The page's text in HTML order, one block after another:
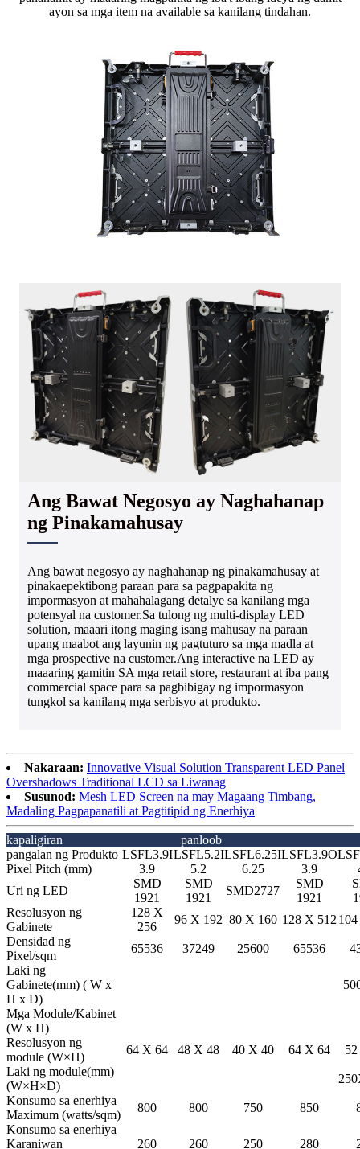
ayon sa mga item na available sa kanilang tindahan.
Ang Bawat Negosyo ay Naghahanap
ng Pinakamahusay
Ang bawat negosyo ay naghahanap ng pinakamahusay at
pinakaepektibong paraan para sa pagpapakita ng
impormasyon at mahahalagang detalye sa kanilang mga
potensyal na customer.Sa tulong ng multi-display LED
solution, maaari itong maging isang mahusay na paraan
upang maabot ang layunin ng pagtuturo sa mga madla at
mga prospective na customer.Ang interactive na LED ay
maaaring gamitin SA mga retail store, restaurant at iba pang
commercial space para sa pagbibigay ng impormasyon
tungkol sa kanilang mga serbisyo at produkto.
Nakaraan: Innovative Visual Solution Transparent LED Panel
Overshadows Traditional LCD sa Liwanag
Susunod: Mesh LED Screen na may Magaang Timbang,
Madaling Pagpapanatili at Pagtitipid ng Enerhiya
kapaligiran
panloob
pangalan ng Produkto LSFL3.9ILSFL5.2ILSFL6.25ILSFL3.9O
Pixel Pitch (mm)
3.9 5.2 6.25 3.9
Uri ng LED
SMD
1921
SMD
1921
SMD2727
SMD
1921
Resolusyon ng
Gabinete
128 X
256
96 X 192 80 X 160 128 X 512
Densidad ng
Pixel/sqm
65536 37249 25600 65536
Laki ng
Gabinete(mm) ( W x
H x D)
Mga Module/Kabinet
(W x H)
Resolusyon ng
module (W×H)
64 X 64 48 X 48 40 X 40 64 X 64
Laki ng module(mm)
(W×H×D)
Konsumo sa enerhiya
Maximum (watts/sqm)
800 800 750 850
Konsumo sa enerhiya
Karaniwan
260 260 250 280